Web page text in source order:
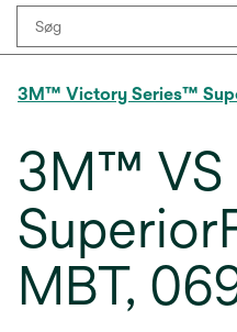
3M™ Victory Series™
3M™ VS
MBT,